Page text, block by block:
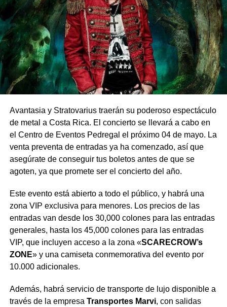
Avantasia y Stratovarius traerán su poderoso espectáculo
de metal a Costa Rica. El concierto se llevará a cabo en
el Centro de Eventos Pedregal el próximo 04 de mayo. La
venta preventa de entradas ya ha comenzado, así que
asegúrate de conseguir tus boletos antes de que se
agoten, ya que promete ser el concierto del año.
Este evento está abierto a todo el público, y habrá una
zona VIP exclusiva para menores. Los precios de las
entradas van desde los 30,000 colones para las entradas
generales, hasta los 45,000 colones para las entradas
VIP, que incluyen acceso a la zona «SCARECROW’s
ZONE» y una camiseta conmemorativa del evento por
10.000 adicionales.
Además, habrá servicio de transporte de lujo disponible a
través de la empresa Transportes Marvi, con salidas